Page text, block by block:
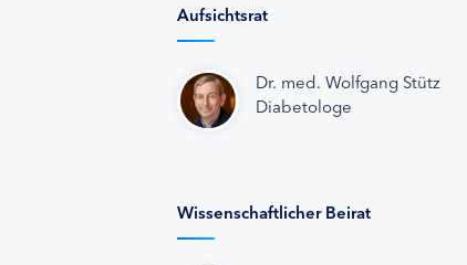
Aufsichtsrat
Dr. med. Wolfgang Stütz
Diabetologe
Wissenschaftlicher Beirat